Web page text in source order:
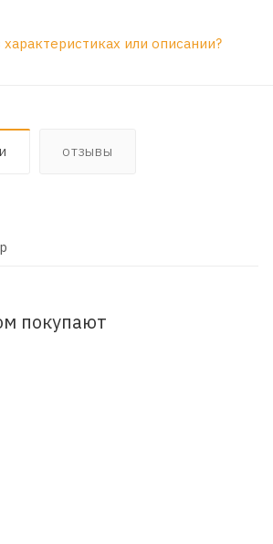
или описании?
ОТЗЫВЫ
покупают